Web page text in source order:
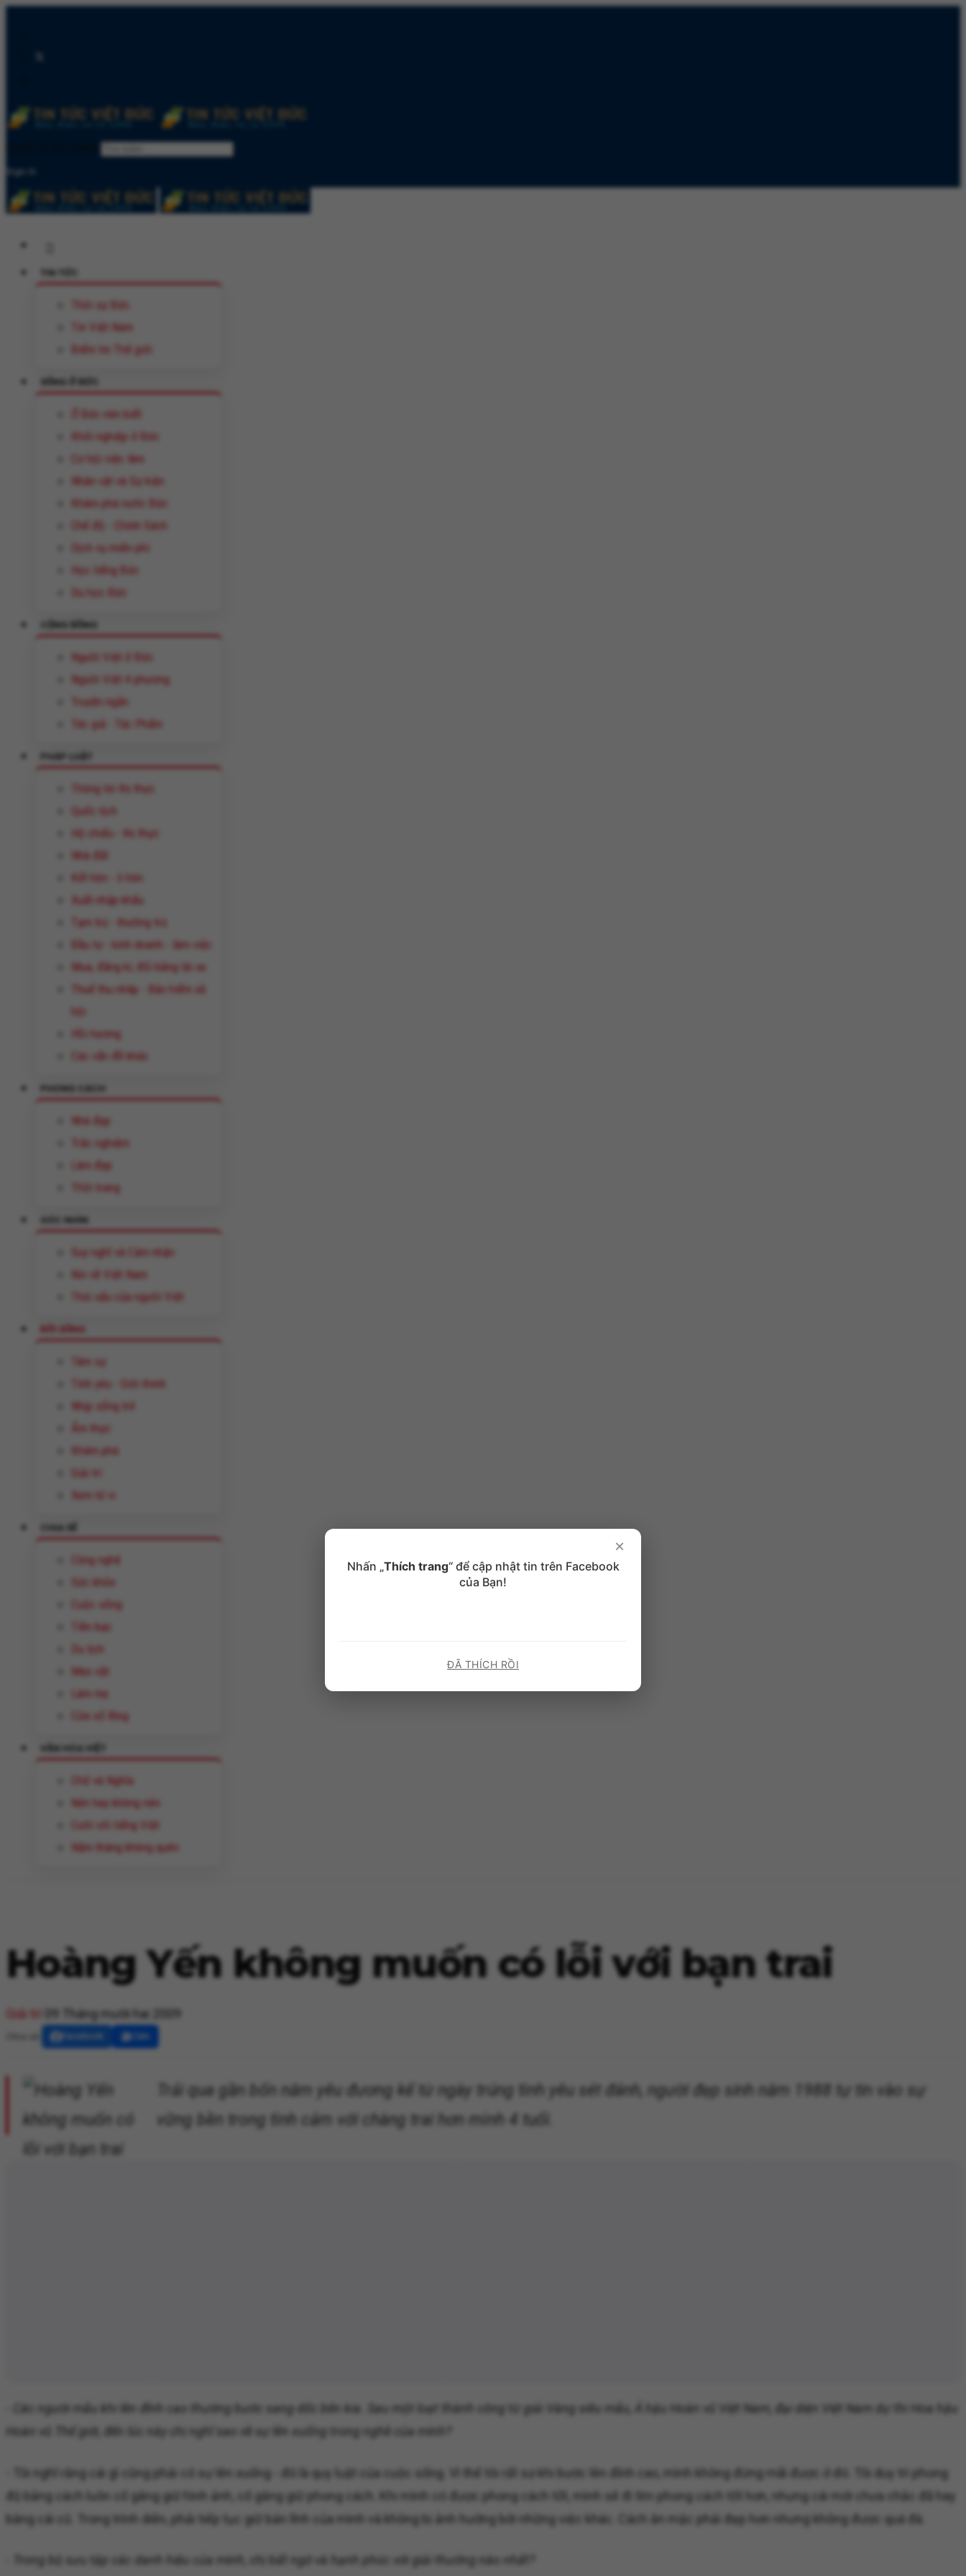
Sign In
TIN TỨC
Thời sự Đức
Tin Việt Nam
Điểm tin Thế giới
SỐNG Ở ĐỨC
Ở Đức nên biết
Khởi nghiệp ở Đức
Cơ hội việc làm
Nhân vật và Sự kiện
Khám phá nước Đức
Chế độ - Chính Sách
Dịch vụ miễn phí
Học tiếng Đức
Du học Đức
CỘNG ĐỒNG
Người Việt ở Đức
Người Việt 4 phương
Truyện ngắn
Tác giả - Tác Phẩm
Thông tin thị thực
Quốc tịch
Hộ chiếu - thị thực
Nhà đất
Kết hôn - li hôn
Xuất nhập khẩu
Tạm trú - thường trú
Đầu tư - kinh doanh - làm việc
Mua, đăng kí, đổi bằng lái xe
Thuế thu nhâp - Bảo hiểm xã
hội
Hồi hương
Các vấn đề khác
PHONG CÁCH
Nhà đẹp
Trắc nghiệm
Làm đẹp
Thời trang
GÓC NHÌN
Suy nghĩ và Cảm nhận
Nói về Việt Nam
Thói xấu của người Việt
ĐỜI SỐNG
Tâm sự
Tình yêu - Giới thính
Nhịp sống trẻ
Ẩm thực
Khám phá
Giải trí
Xem tử vi
CHIA SẺ
Công nghệ
Sức khỏe
Cuộc sống
Tiền bạc
Du lịch
Mẹo vặt
Làm mẹ
Cửa sổ Blog
VĂN HÓA VIỆT
Chữ và Nghĩa
Nên hay không nên
Cười với tiếng Việt
Năm tháng không quên
Hoàng Yến không muốn có lỗi với bạn trai
Giải trí 09 Tháng mười hai 2009
Trải qua gần bốn năm yêu đương kể từ ngày trúng tình yêu sét đánh, người đẹp sinh năm 1988 tự tin vào sự
vững bền trong tình cảm với chàng trai hơn mình 4 tuổi.
Các người mẫu khi lên đỉnh cao thường bước sang dốc bên kia. Sau một loạt thành công từ giải Vàng siêu mẫu, Á hậu Hoàn vũ Việt Nam, đại diện Việt Nam dự thi Hoa hậu
Hoàn vũ Thế giới, đến lúc này chị nghĩ sao về sự lên xuống trong nghề của mình?
- Tôi nghĩ rằng cái gì cũng phải có sự lên xuống - đó là quy luật của cuộc sống. Vì thế tôi rất sợ khi bước lên đỉnh cao, mình không đứng mãi được ở đó. Tôi duy trì phong
độ bằng cách luôn cố gắng giữ hình ảnh, cố gắng giữ phong cách. Khi mình có được phong cách tốt, mình sẽ đi tìm phong cách tốt hơn, nhưng cái mới chưa chắc đã hay
bằng cái cũ. Trong trình diễn, phải tiếp tục giữ bản lĩnh của mình và không bị ảnh hưởng bởi những việc khác. Cách ăn mặc phải đẹp hơn nhưng không được quá đà.
Trong bộ sưu tập các danh hiệu của mình, chị bất ngờ và hạnh phúc với giải thưởng nào nhất?
×
Nhấn „Thích trang“ để cập nhật tin trên Facebook
của Bạn!
ĐÃ THÍCH RỒI